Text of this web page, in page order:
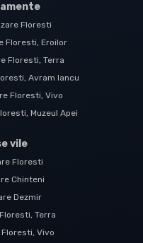
Floresti
Floresti, Eroilor
Floresti, Terra
Avram Iancu
Floresti, Vivo
Muzeul Apei
vile
Floresti
Chinteni
Dezmir
Terra
Vivo